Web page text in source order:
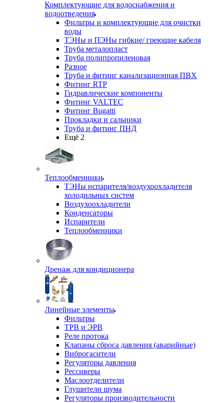
Комплектующие для водоснабжения и
водоотведения
Фильтры и комплектующие для очистки
воды
ТЭНы и ПЭНы гибкие/ греющие кабеля
Труба металопласт
Труба полипропиленовая
Разное
Труба и фитинг канализационная ПВХ
Фитинг RTP
Гидравлические компоненты
Фитинг VALTEC
Фитинг Bugatti
Прокладки и сальники
Труба и фитинг ПНД
Ещё 2
Теплообменники
ТЭНы испарителя/воздухоохладителя
холодильных систем
Воздухоохладители
Конденсаторы
Испарители
Теплообменники
Дренаж для кондиционера
Линейные элементы
Фильтры
ТРВ и ЭРВ
Реле протока
Клапаны сброса давления (аварийные)
Виброгасители
Регуляторы давления
Рессиверы
Маслоотделители
Глушители шума
Регуляторы производительности